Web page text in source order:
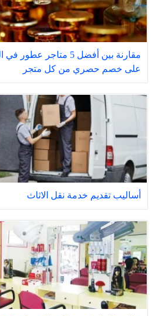
مقارنة بين أفضل 5
على خصم حصري من كل متجر
أساليب تقديم خدمة نقل الاثاث